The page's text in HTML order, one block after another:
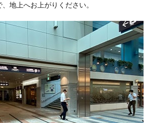
、地上へお上がりください。